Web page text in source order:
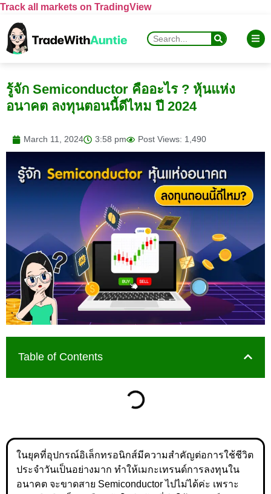
Track all markets on TradingView
รู้จัก Semiconductor คืออะไร ? หุ้นแห่ง
อนาคต ลงทุนตอนนี้ดีไหม ปี 2024
March 11, 2024 3:58 pm Post Views: 1,490
Table of Contents
ในยุคที่อุปกรณ์อิเล็กทรอนิกส์มีความสำคัญต่อการใช้ชีวิต
ประจำวันเป็นอย่างมาก ทำให้เมกะเทรนด์การลงทุนใน
อนาคต จะขาดสาย Semiconductor ไปไม่ได้ค่ะ เพราะ